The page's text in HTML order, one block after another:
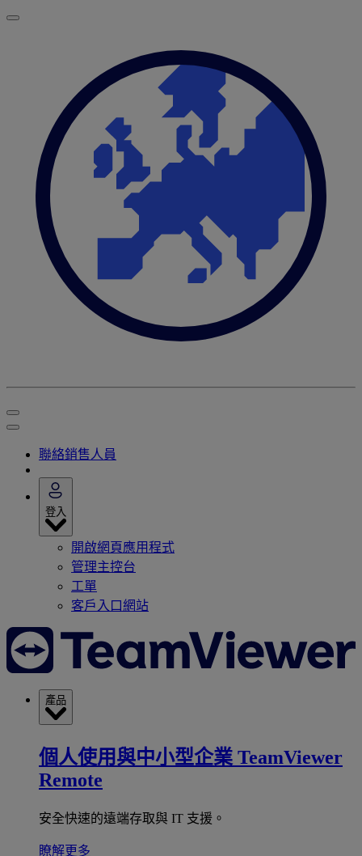
聯絡銷售人員
登入
開啟網頁應用程式
管理主控台
工單
客戶入口網站
產品
個人使用與中小型企業 TeamViewer
Remote
安全快速的遠端存取與 IT 支援。
瞭解更多